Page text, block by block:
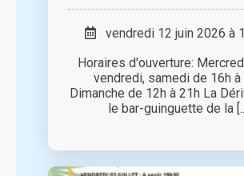
vendredi 12 juin 2026 à
Horaires d'ouverture:
vendredi, samedi de 16h à
Dimanche de 12h à 21h La
le bar-guinguette de la